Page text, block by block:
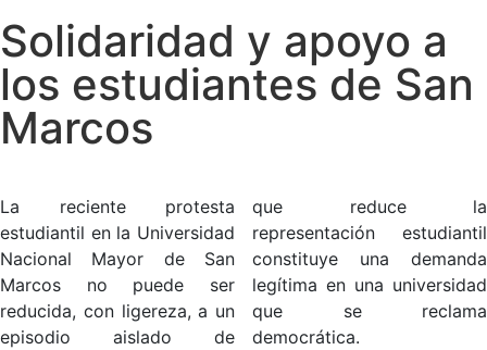
Solidaridad y apoyo a
los estudiantes de San
Marcos
La reciente protesta
estudiantil en la Universidad
Nacional Mayor de San
Marcos no puede ser
reducida, con ligereza, a un
episodio aislado de
que reduce la
representación estudiantil
constituye una demanda
legítima en una universidad
que se reclama
democrática.